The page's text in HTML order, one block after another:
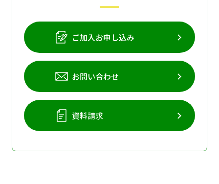
ご加入お申し込み
お問い合わせ
資料請求